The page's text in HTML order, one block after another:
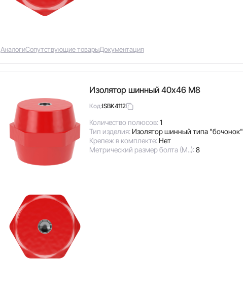
АналогиСопутствующие товарыДокументация
Изолятор шинный 40х46 М8
Код:ISBK4112
Количество полюсов:1
Тип изделия: Изолятор шинный типа "бочонок"
Крепеж в комплекте: Нет
Метрический размер болта (М..):8